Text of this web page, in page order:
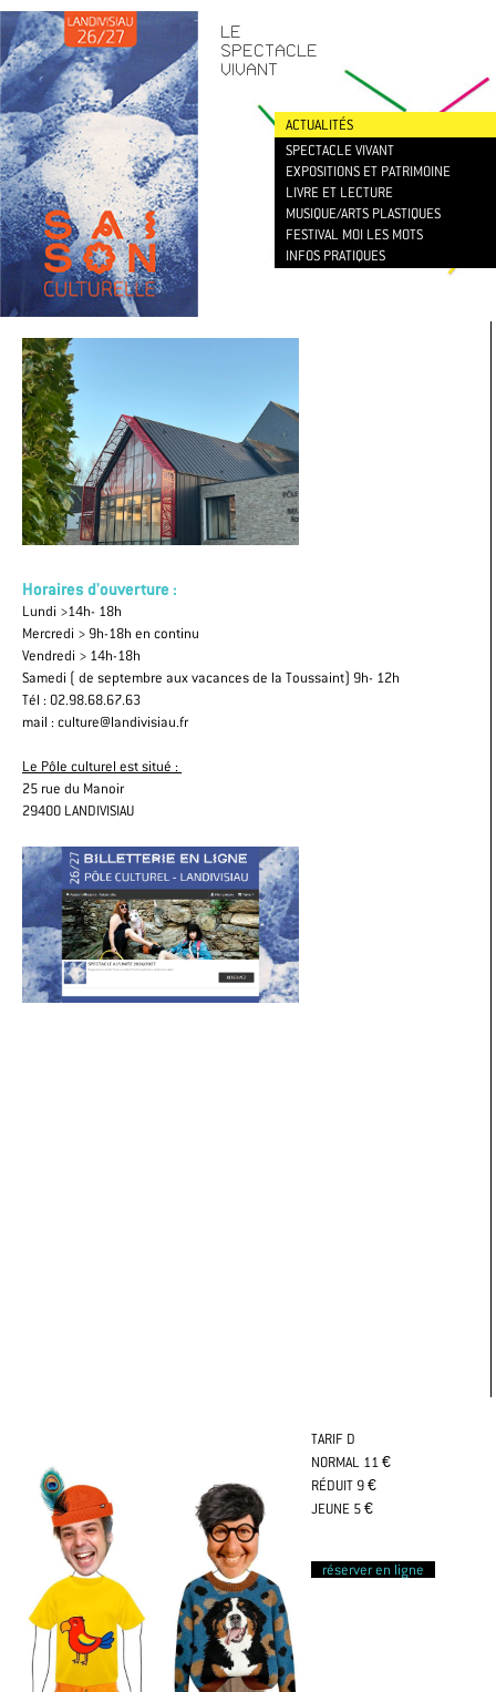
LE
SPECTACLE
VIVANT
ACTUALITÉS
SPECTACLE VIVANT
EXPOSITIONS ET PATRIMOINE
LIVRE ET LECTURE
MUSIQUE/ARTS PLASTIQUES
FESTIVAL MOI LES MOTS
INFOS PRATIQUES
Horaires d'ouverture :
Lundi >14h- 18h
Mercredi > 9h-18h en continu
Vendredi > 14h-18h
Samedi ( de septembre aux vacances de la Toussaint) 9h- 12h
Tél : 02.98.68.67.63
mail : culture@landivisiau.fr
Le Pôle culturel est situé :
25 rue du Manoir
29400 LANDIVISIAU
TARIF D
NORMAL 11 €
RÉDUIT 9 €
JEUNE 5 €
réserver en ligne